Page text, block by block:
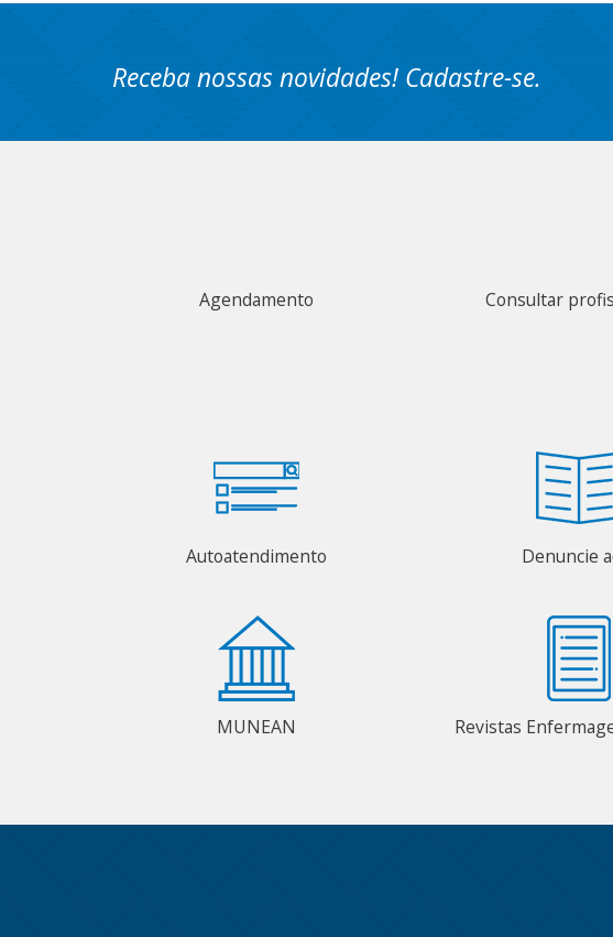
Receba nossas novidades! Cadastre-se.
Agendamento Consultar
Autoatendimento Denuncie
MUNEAN Revistas